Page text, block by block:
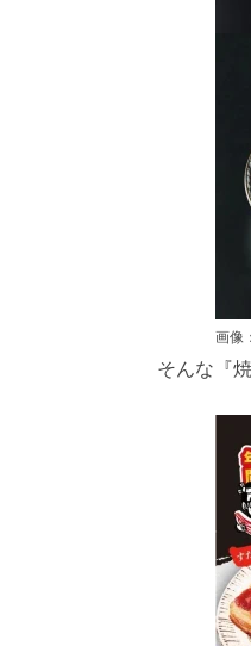
画像：
そんな『